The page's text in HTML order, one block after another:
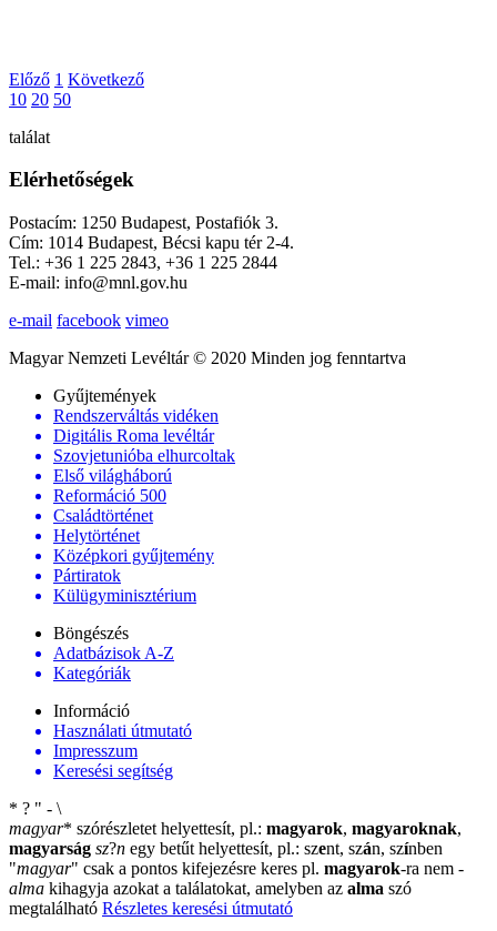
Előző 1 Következő
10 20 50
találat
Elérhetőségek
Postacím: 1250 Budapest, Postafiók 3.
Cím: 1014 Budapest, Bécsi kapu tér 2-4.
Tel.: +36 1 225 2843, +36 1 225 2844
E-mail: info@mnl.gov.hu
e-mail facebook vimeo
Magyar Nemzeti Levéltár © 2020 Minden jog fenntartva
Gyűjtemények
Rendszerváltás vidéken
Digitális Roma levéltár
Szovjetunióba elhurcoltak
Első világháború
Reformáció 500
Családtörténet
Helytörténet
Középkori gyűjtemény
Pártiratok
Külügyminisztérium
Böngészés
Adatbázisok A-Z
Kategóriák
Információ
Használati útmutató
Impresszum
Keresési segítség
* ? " - \
magyar* szórészletet helyettesít, pl.: magyarok, magyaroknak,
magyarság sz?n egy betűt helyettesít, pl.: szent, szán, színben
"magyar" csak a pontos kifejezésre keres pl. magyarok-ra nem -
alma kihagyja azokat a találatokat, amelyben az alma szó
megtalálható Részletes keresési útmutató